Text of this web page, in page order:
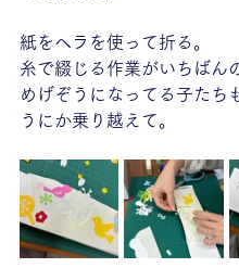
紙をヘラを使って折る。
糸で綴じる作業がいちばん
めげぞうになってる子たち
うにか乗り越えて。